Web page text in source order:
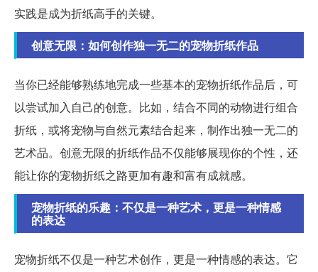
实践是成为折纸高手的关键。
创意无限：如何创作独一无二的宠物折纸作品
当你已经能够熟练地完成一些基本的宠物折纸作品后，可
以尝试加入自己的创意。比如，结合不同的动物进行组合
折纸，或将宠物与自然元素结合起来，制作出独一无二的
艺术品。创意无限的折纸作品不仅能够展现你的个性，还
能让你的宠物折纸之路更加有趣和富有成就感。
宠物折纸的乐趣：不仅是一种艺术，更是一种情感
的表达
宠物折纸不仅是一种艺术创作，更是一种情感的表达。它